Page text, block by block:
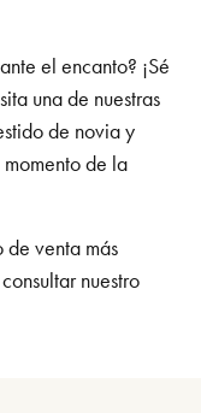
el encanto? ¡Sé
una de nuestras
de novia y
de la
de venta más
nuestro